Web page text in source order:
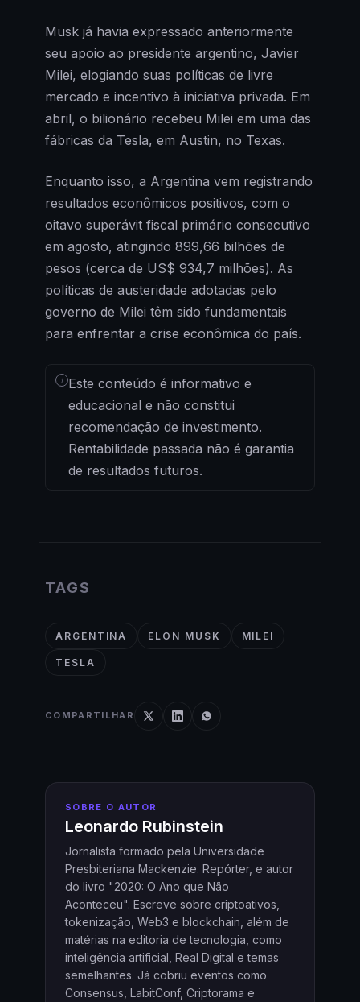
Musk já havia expressado anteriormente
seu apoio ao presidente argentino, Javier
Milei, elogiando suas políticas de livre
mercado e incentivo à iniciativa privada. Em
abril, o bilionário recebeu Milei em uma das
fábricas da Tesla, em Austin, no Texas.
Enquanto isso, a Argentina vem registrando
resultados econômicos positivos, com o
oitavo superávit fiscal primário consecutivo
em agosto, atingindo 899,66 bilhões de
pesos (cerca de US$ 934,7 milhões). As
políticas de austeridade adotadas pelo
governo de Milei têm sido fundamentais
para enfrentar a crise econômica do país.
i Este conteúdo é informativo e
educacional e não constitui
recomendação de investimento.
Rentabilidade passada não é garantia
de resultados futuros.
TAGS
ARGENTINA ELON MUSK MILEI
TESLA
COMPARTILHAR
SOBRE O AUTOR
Leonardo Rubinstein
Jornalista formado pela Universidade
Presbiteriana Mackenzie. Repórter, e autor
do livro "2020: O Ano que Não
Aconteceu". Escreve sobre criptoativos,
tokenização, Web3 e blockchain, além de
matérias na editoria de tecnologia, como
inteligência artificial, Real Digital e temas
semelhantes. Já cobriu eventos como
Consensus, LabitConf, Criptorama e